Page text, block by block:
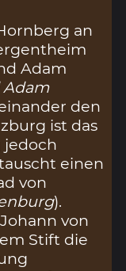
an
Adam
Adam
den
ist das
jedoch
einen
von
).
von
Stift die